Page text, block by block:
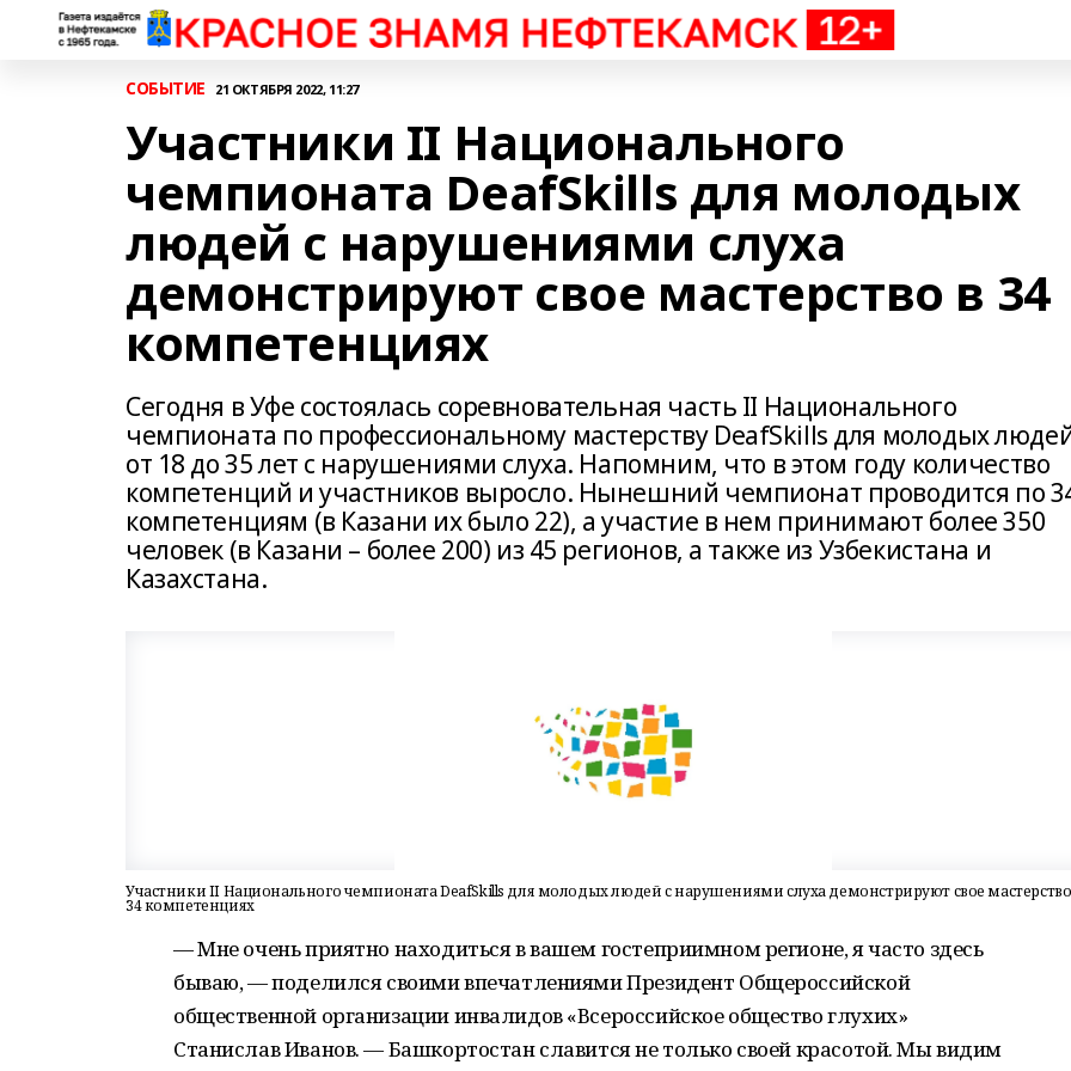
СОБЫТИЕ 21 ОКТЯБРЯ 2022, 11:27
Участники II Национального
чемпионата DeafSkills для молодых
людей с нарушениями слуха
демонстрируют свое мастерство в 34
компетенциях
Сегодня в Уфе состоялась соревновательная часть II Национального
чемпионата по профессиональному мастерству DeafSkills для молодых
от 18 до 35 лет с нарушениями слуха. Напомним, что в этом году количество
компетенций и участников выросло. Нынешний чемпионат проводится по
компетенциям (в Казани их было 22), а участие в нем принимают более 350
человек (в Казани – более 200) из 45 регионов, а также из Узбекистана и
Казахстана.
Участники II Национального чемпионата DeafSkills для молодых людей с нарушениями слуха демонстрируют свое
34 компетенциях
— Мне очень приятно находиться в вашем гостеприимном регионе, я часто здесь
бываю, — поделился своими впечатлениями Президент Общероссийской
общественной организации инвалидов «Всероссийское общество глухих»
Станислав Иванов. — Башкортостан славится не только своей красотой. Мы видим